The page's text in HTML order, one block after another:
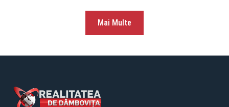
Mai Multe